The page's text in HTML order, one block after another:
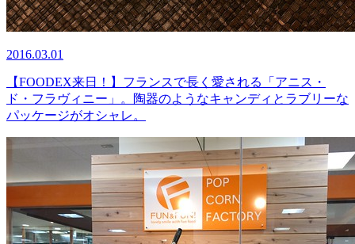
2016.03.01
【FOODEX来日！】フランスで長く愛される「アニス・
ド・フラヴィニー」。陶器のようなキャンディとラブリーな
パッケージがオシャレ。